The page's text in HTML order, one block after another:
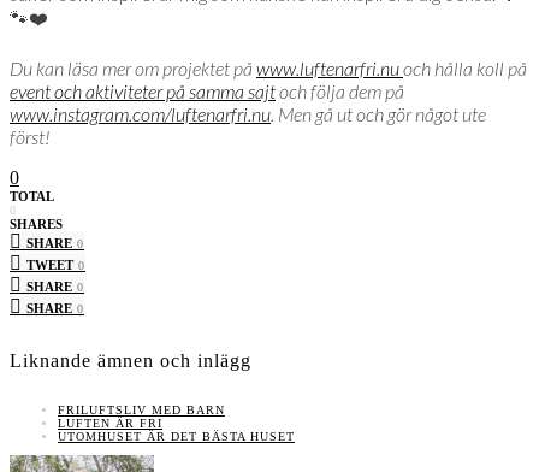
🐾❤️
Du kan läsa mer om projektet på www.luftenarfri.nuoch hålla koll på
event och aktiviteter på samma sajtoch följa dem på
www.instagram.com/luftenarfri.nu. Men gå ut och gör något ute
först!
0
TOTAL
0
SHARES
SHARE 0
TWEET 0
SHARE 0
SHARE 0
Liknande ämnen och inlägg
FRILUFTSLIV MED BARN
LUFTEN ÄR FRI
UTOMHUSET ÄR DET BÄSTA HUSET